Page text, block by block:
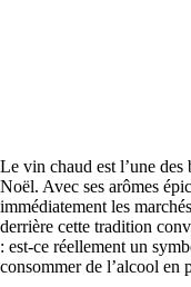
Le vin chaud est l’une des
Noël. Avec ses arômes
immédiatement les
derrière cette tradition
: est-ce réellement un
consommer de l’alcool en